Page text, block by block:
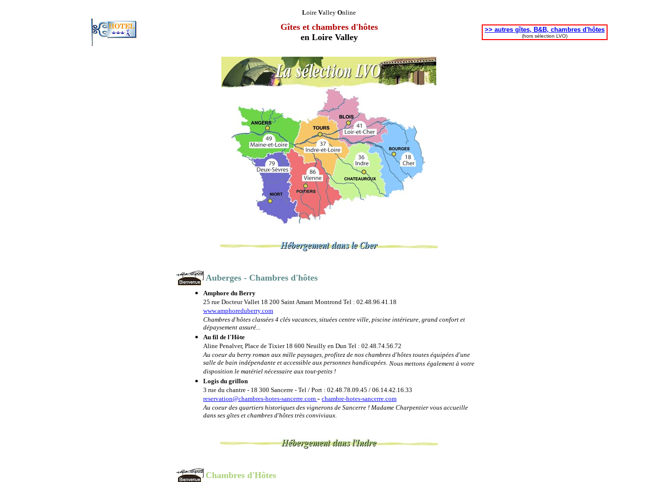
Loire Valley Online
Gîtes et chambres d'hôtes
en Loire Valley
>> autres gîtes, B&B, chambres d'hôtes
(hors sélection LVO)
Auberges - Chambres d'hôtes
Amphore du Berry
25 rue Docteur Vallet 18 200 Saint Amant Montrond Tel : 02.48.96.41.18
www.amphoreduberry.com
Chambres d'hôtes classées 4 clés vacances, situées centre ville, piscine intérieure, grand confort et
dépaysement assuré...
Au fil de l'Hôte
Aline Penalver, Place de Tixier 18 600 Neuilly en Dun Tel : 02.48.74.56.72
Au coeur du berry roman aux mille paysages, profitez de nos chambres d'hôtes toutes équipées d'une
salle de bain indépendante et accessible aux personnes handicapées. Nous mettons également à votre
disposition le matériel nécessaire aux tout-petits !
Logis du grillon
3 rue du chantre - 18 300 Sancerre - Tel / Port : 02.48.78.09.45 / 06.14.42.16.33
reservation@chambres-hotes-sancerre.com - chambre-hotes-sancerre.com
Au coeur des quartiers historiques des vignerons de Sancerre ! Madame Charpentier vous accueille
dans ses gîtes et chambres d'hôtes très conviviaux.
Chambres d'Hôtes